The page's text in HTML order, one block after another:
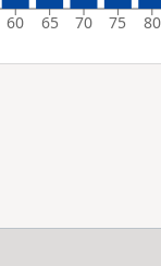
60 65 70 75 80